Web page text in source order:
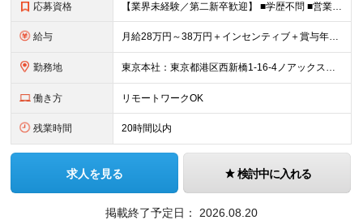
応募資格 【業界未経験／第二新卒歓迎】 ■学歴不問 ■営業経験をお持ちの方（業界・年数不問） ◎不動産・代理店営業・メーカー営業など異業種出身メンバーが活躍中！ ～優遇～ ■IT業界、人材業界の営業経験者歓
給与 月給28万円～38万円＋インセンティブ＋賞与年2回 ※経験・能力などを考慮して、優遇します。 ※固定残業代（30時間分、4万7334円以上）を含む。超過分は別途支給します。 ※6ヶ月間の試用期間があ
勤務地 東京本社：東京都港区西新橋1-16-4ノアックスビル3階 九州支社：福岡県福岡市博多区博多駅東2-5-28博多偕成ビル2階 ◎転勤はありません。 ◎週2～3回リモート可能です！ (変更の範囲)なし
働き方 リモートワークOK
残業時間 20時間以内
求人を見る 検討中に入れる
掲載終了予定日： 2026.08.20